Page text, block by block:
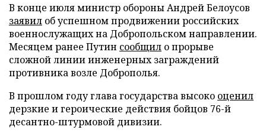
В конце июля министр обороны Андрей Белоусов
заявил об успешном продвижении российских
военнослужащих на Добропольском направлении.
Месяцем ранее Путин сообщил о прорыве
сложной линии инженерных заграждений
противника возле Доброполья.
В прошлом году глава государства высоко оценил
дерзкие и героические действия бойцов 76-й
десантно-штурмовой дивизии.